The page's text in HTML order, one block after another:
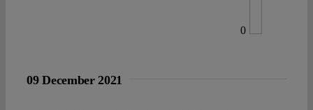
0
09 December 2021